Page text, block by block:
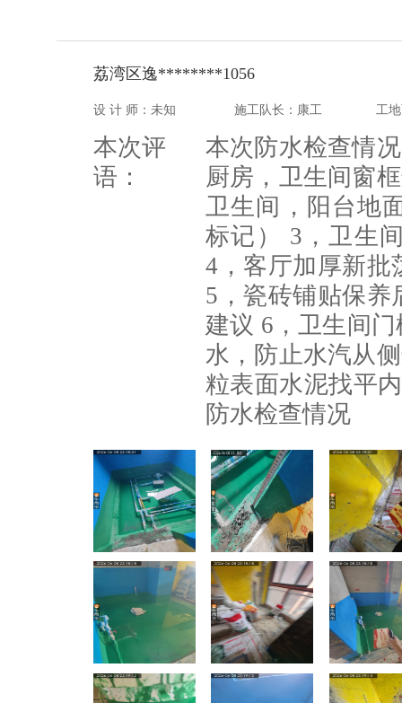
荔湾区逸********1056
设 计 师：未知 施工队长：康工 工
本次评
语：
本次防水检查情
厨房，卫生间窗
卫生间，阳台地
标记） 3，卫生
4，客厅加厚新批
5，瓷砖铺贴保养
建议 6，卫生间
水，防止水汽从
粒表面水泥找平
防水检查情况